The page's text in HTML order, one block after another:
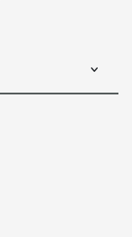
posta elettronica)